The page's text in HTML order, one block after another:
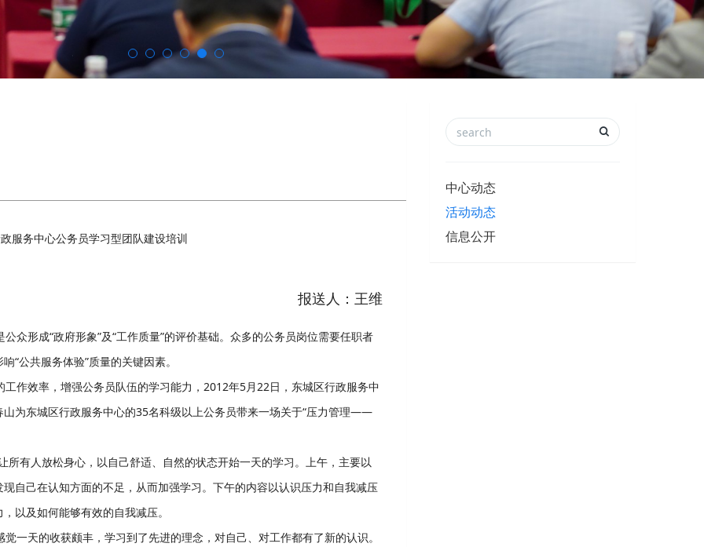
服务中心公务员学习型团队建设培训
报送人：王维
众形成“政府形象”及“工作质量”的评价基础。众多的公务员岗位需要任职者
“公共服务体验”质量的关键因素。
作效率，增强公务员队伍的学习能力，2012年5月22日，东城区行政服务中
为东城区行政服务中心的35名科级以上公务员带来一场关于“压力管理——
有人放松身心，以自己舒适、自然的状态开始一天的学习。上午，主要以
自己在认知方面的不足，从而加强学习。下午的内容以认识压力和自我减压
以及如何能够有效的自我减压。
天的收获颇丰，学习到了先进的理念，对自己、对工作都有了新的认识。
中心动态
活动动态
信息公开